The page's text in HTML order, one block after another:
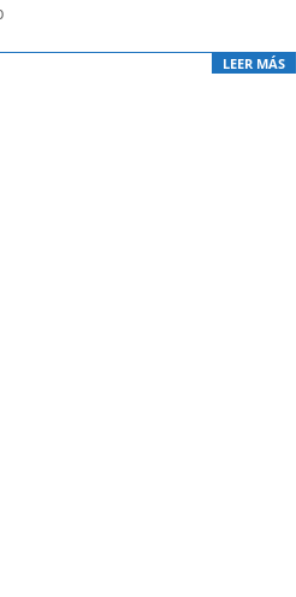
LEER MÁS